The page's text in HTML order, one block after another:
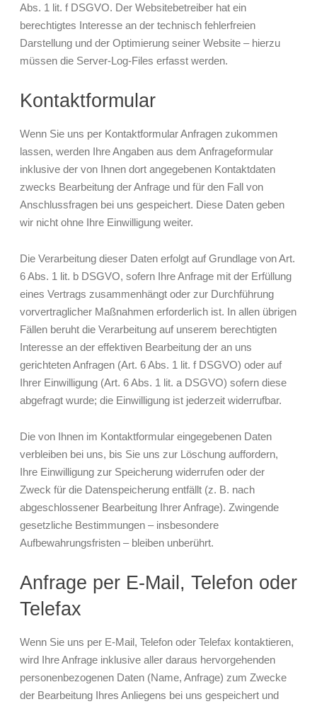
Abs. 1 lit. f DSGVO. Der Websitebetreiber hat ein
berechtigtes Interesse an der technisch fehlerfreien
Darstellung und der Optimierung seiner Website – hierzu
müssen die Server-Log-Files erfasst werden.
Kontaktformular
Wenn Sie uns per Kontaktformular Anfragen zukommen
lassen, werden Ihre Angaben aus dem Anfrageformular
inklusive der von Ihnen dort angegebenen Kontaktdaten
zwecks Bearbeitung der Anfrage und für den Fall von
Anschlussfragen bei uns gespeichert. Diese Daten geben
wir nicht ohne Ihre Einwilligung weiter.
Die Verarbeitung dieser Daten erfolgt auf Grundlage von Art.
6 Abs. 1 lit. b DSGVO, sofern Ihre Anfrage mit der Erfüllung
eines Vertrags zusammenhängt oder zur Durchführung
vorvertraglicher Maßnahmen erforderlich ist. In allen übrigen
Fällen beruht die Verarbeitung auf unserem berechtigten
Interesse an der effektiven Bearbeitung der an uns
gerichteten Anfragen (Art. 6 Abs. 1 lit. f DSGVO) oder auf
Ihrer Einwilligung (Art. 6 Abs. 1 lit. a DSGVO) sofern diese
abgefragt wurde; die Einwilligung ist jederzeit widerrufbar.
Die von Ihnen im Kontaktformular eingegebenen Daten
verbleiben bei uns, bis Sie uns zur Löschung auffordern,
Ihre Einwilligung zur Speicherung widerrufen oder der
Zweck für die Datenspeicherung entfällt (z. B. nach
abgeschlossener Bearbeitung Ihrer Anfrage). Zwingende
gesetzliche Bestimmungen – insbesondere
Aufbewahrungsfristen – bleiben unberührt.
Anfrage per E-Mail, Telefon oder
Telefax
Wenn Sie uns per E-Mail, Telefon oder Telefax kontaktieren,
wird Ihre Anfrage inklusive aller daraus hervorgehenden
personenbezogenen Daten (Name, Anfrage) zum Zwecke
der Bearbeitung Ihres Anliegens bei uns gespeichert und